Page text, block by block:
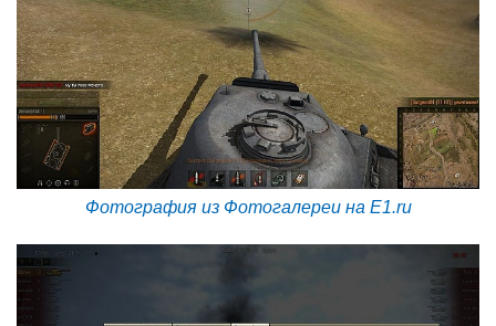
Фотография из Фотогалереи на E1.ru